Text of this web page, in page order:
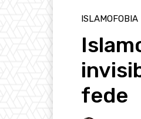
ISLAMOFOBIA
fede